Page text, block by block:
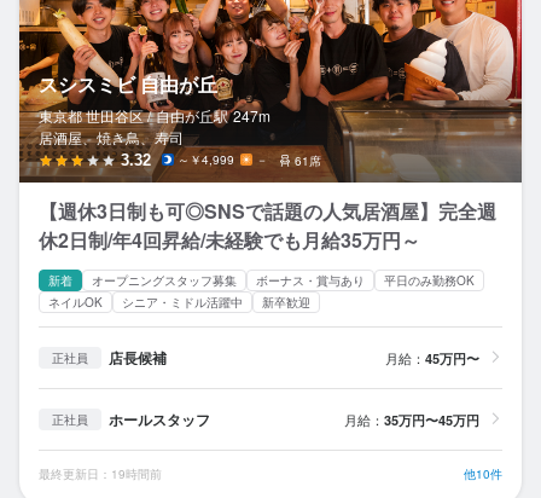
スシスミビ 自由が丘
東京都 世田谷区 / 自由が丘駅 247m
居酒屋、焼き鳥、寿司
3.32 ～￥4,999 － 61席
【週休3日制も可◎SNSで話題の人気居酒屋】完全週
休2日制/年4回昇給/未経験でも月給35万円～
新着 オープニングスタッフ募集 ボーナス・賞与あり
平日のみ勤務OK
ネイルOK
シニア・ミドル活躍中 新卒歓迎
正社員 店長候補 月給： 45万円〜
正社員 ホールスタッフ 月給： 35万円〜45万円
最終更新日：19時間前 他10件